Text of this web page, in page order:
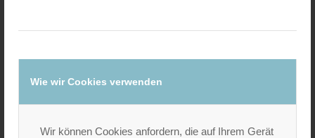
Wie wir Cookies verwenden
Wir können Cookies anfordern, die auf Ihrem Gerät